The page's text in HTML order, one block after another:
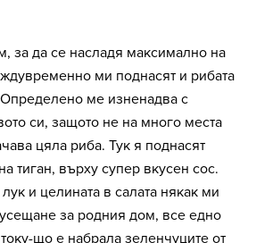
за да се насладя максимално на
ми поднасят и рибата
Определено ме изненадва с
си, защото не на много места
цяла риба. Тук я поднасят
тиган, върху супер вкусен сос.
и целината в салата някак ми
за родния дом, все едно
що е набрала зеленчуците от